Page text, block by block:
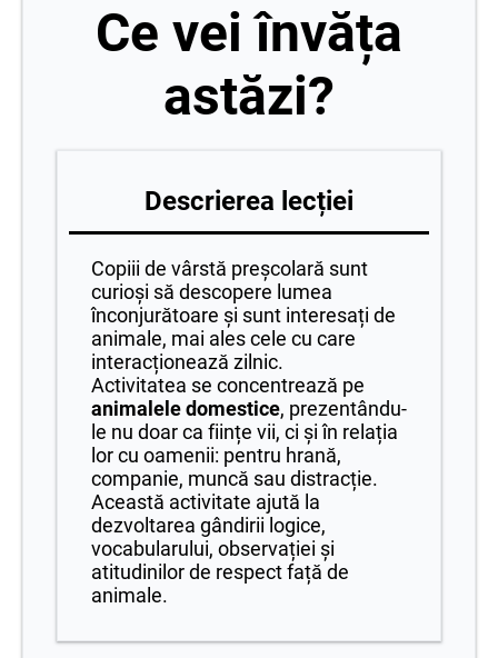
Ce vei învăța
astăzi?
Descrierea lecției
Copiii de vârstă preșcolară sunt
curioși să descopere lumea
înconjurătoare și sunt interesați de
animale, mai ales cele cu care
interacționează zilnic.
Activitatea se concentrează pe
animalele domestice, prezentându-
le nu doar ca ființe vii, ci și în relația
lor cu oamenii: pentru hrană,
companie, muncă sau distracție.
Această activitate ajută la
dezvoltarea gândirii logice,
vocabularului, observației și
atitudinilor de respect față de
animale.